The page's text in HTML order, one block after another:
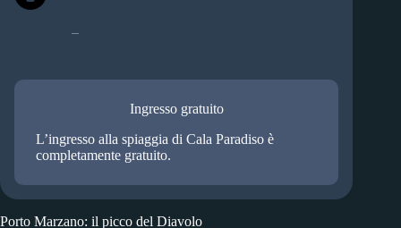
–
Ingresso gratuito
L’ingresso alla spiaggia di Cala Paradiso è
completamente gratuito.
Porto Marzano: il picco del Diavolo